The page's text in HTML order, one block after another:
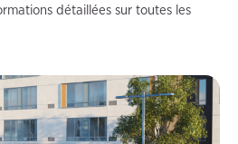
détaillées sur toutes les